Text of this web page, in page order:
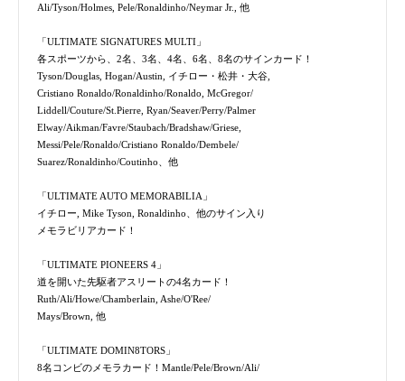
Ali/Tyson/Holmes, Pele/Ronaldinho/Neymar Jr., 他
「ULTIMATE SIGNATURES MULTI」
各スポーツから、2名、3名、4名、6名、8名のサインカード！
Tyson/Douglas, Hogan/Austin, イチロー・松井・大谷,
Cristiano Ronaldo/Ronaldinho/Ronaldo, McGregor/
Liddell/Couture/St.Pierre, Ryan/Seaver/Perry/Palmer
Elway/Aikman/Favre/Staubach/Bradshaw/Griese,
Messi/Pele/Ronaldo/Cristiano Ronaldo/Dembele/
Suarez/Ronaldinho/Coutinho、他
「ULTIMATE AUTO MEMORABILIA」
イチロー, Mike Tyson, Ronaldinho、他のサイン入り
メモラビリアカード！
「ULTIMATE PIONEERS 4」
道を開いた先駆者アスリートの4名カード！
Ruth/Ali/Howe/Chamberlain, Ashe/O'Ree/
Mays/Brown, 他
「ULTIMATE DOMIN8TORS」
8名コンビのメモラカード！Mantle/Pele/Brown/Ali/